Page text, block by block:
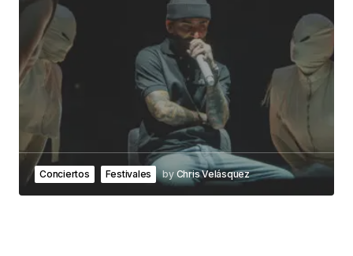
Conciertos Festivales by Chris Velásquez